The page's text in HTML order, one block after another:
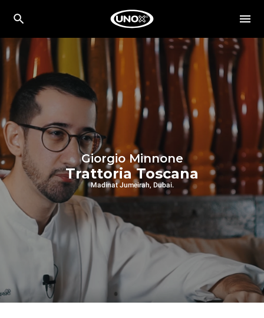
Giorgio Minnone
Trattoria Toscana
Madinat Jumeirah, Dubai.